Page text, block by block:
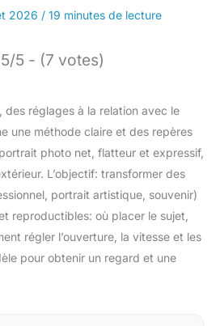
2026 / 19 minutes de lecture
5/5 - (7 votes)
des réglages à la relation avec le
une méthode claire et des repères
photo net, flatteur et expressif,
L’objectif: transformer des
portrait artistique, souvenir)
reproductibles: où placer le sujet,
régler l’ouverture, la vitesse et les
pour obtenir un regard et une